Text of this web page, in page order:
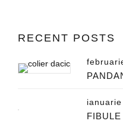
RECENT POSTS